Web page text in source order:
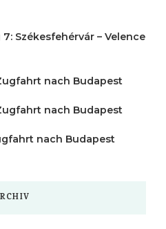
Székesfehérvár – Velence
nach Budapest
nach Budapest
nach Budapest